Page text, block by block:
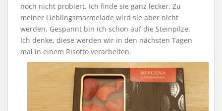
noch nicht probiert. Ich finde sie ganz lecker. Zu
meiner Lieblingsmarmelade wird sie aber nicht
werden. Gespannt bin ich schon auf die Steinpilze.
Ich denke, diese werden wir in den nächsten Tagen
mal in einem Risotto verarbeiten.